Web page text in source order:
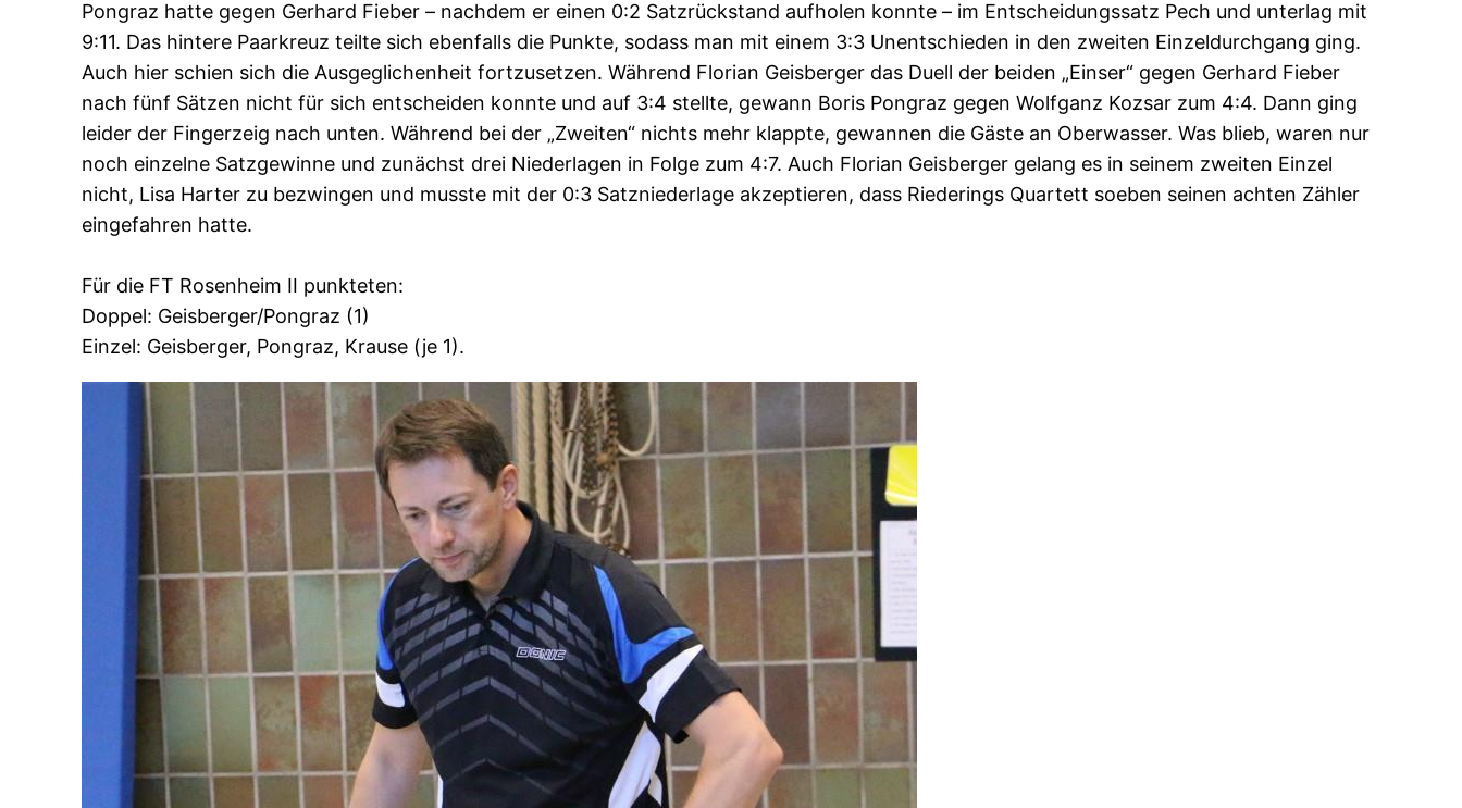
Pongraz hatte gegen Gerhard Fieber – nachdem er einen 0:2 Satzrückstand aufholen konnte – im Entscheidungssatz Pech und unterlag mit
9:11. Das hintere Paarkreuz teilte sich ebenfalls die Punkte, sodass man mit einem 3:3 Unentschieden in den zweiten Einzeldurchgang ging.
Auch hier schien sich die Ausgeglichenheit fortzusetzen. Während Florian Geisberger das Duell der beiden „Einser“ gegen Gerhard Fieber
nach fünf Sätzen nicht für sich entscheiden konnte und auf 3:4 stellte, gewann Boris Pongraz gegen Wolfganz Kozsar zum 4:4. Dann ging
leider der Fingerzeig nach unten. Während bei der „Zweiten“ nichts mehr klappte, gewannen die Gäste an Oberwasser. Was blieb, waren nur
noch einzelne Satzgewinne und zunächst drei Niederlagen in Folge zum 4:7. Auch Florian Geisberger gelang es in seinem zweiten Einzel
nicht, Lisa Harter zu bezwingen und musste mit der 0:3 Satzniederlage akzeptieren, dass Riederings Quartett soeben seinen achten Zähler
eingefahren hatte.
Für die FT Rosenheim II punkteten:
Doppel: Geisberger/Pongraz (1)
Einzel: Geisberger, Pongraz, Krause (je 1).